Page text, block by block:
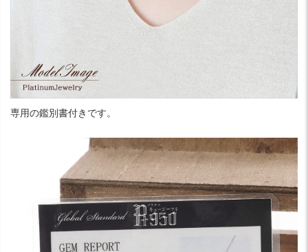
専用の鑑別書付きです。